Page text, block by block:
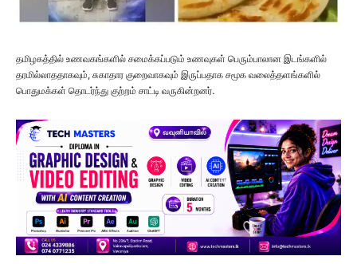
தமிழகத்தில் உணவகங்களில் சமைக்கப்படும் உணவுகள் பெரும்பாலான இடங்களில்
தரமில்லாததாகவும், சுகாதார குறைவாகவும் இருப்பதாக சமூக வலைத்தளங்களில்
பொதுமக்கள் தொடர்ந்து குற்றம் சாட்டி வருகின்றனர்.